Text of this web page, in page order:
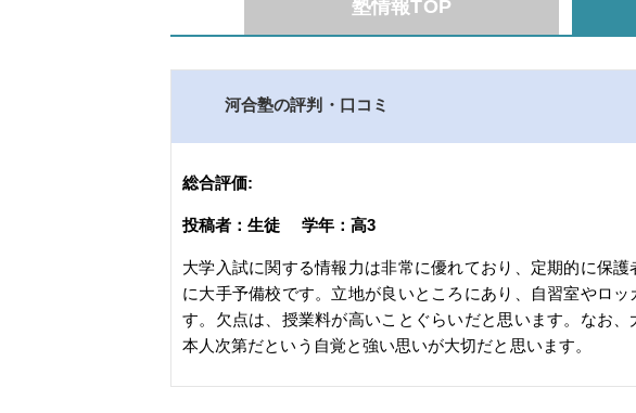
塾情報TOP
河合塾の評判・口コミ
総合評価:
投稿者：生徒 学年：高3
大学入試に関する情報力は非常に優れており、定期的に保
に大手予備校です。立地が良いところにあり、自習室やロ
す。欠点は、授業料が高いことぐらいだと思います。なお
本人次第だという自覚と強い思いが大切だと思います。